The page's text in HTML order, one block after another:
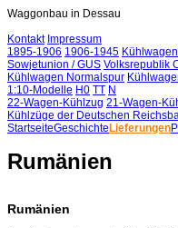
Waggonbau in Dessau
Kontakt Impressum
1895-1906 1906-1945
Sowjetunion / GUS Volksrepublik
Kühlwagen Normalspur
1:10-Modelle H0 TT N
22-Wagen-Kühlzug 21-Wagen-
Kühlzüge der Deutschen
StartseiteGeschichte Lieferungen
Rumänien
Rumänien